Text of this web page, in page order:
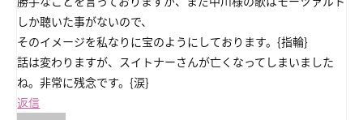
しか聴いた事がないので、
そのイメージを私なりに宝のようにしております。{指輪}
話は変わりますが、スイトナーさんが亡くなってしまいました
ね。非常に残念です。{涙}
返信